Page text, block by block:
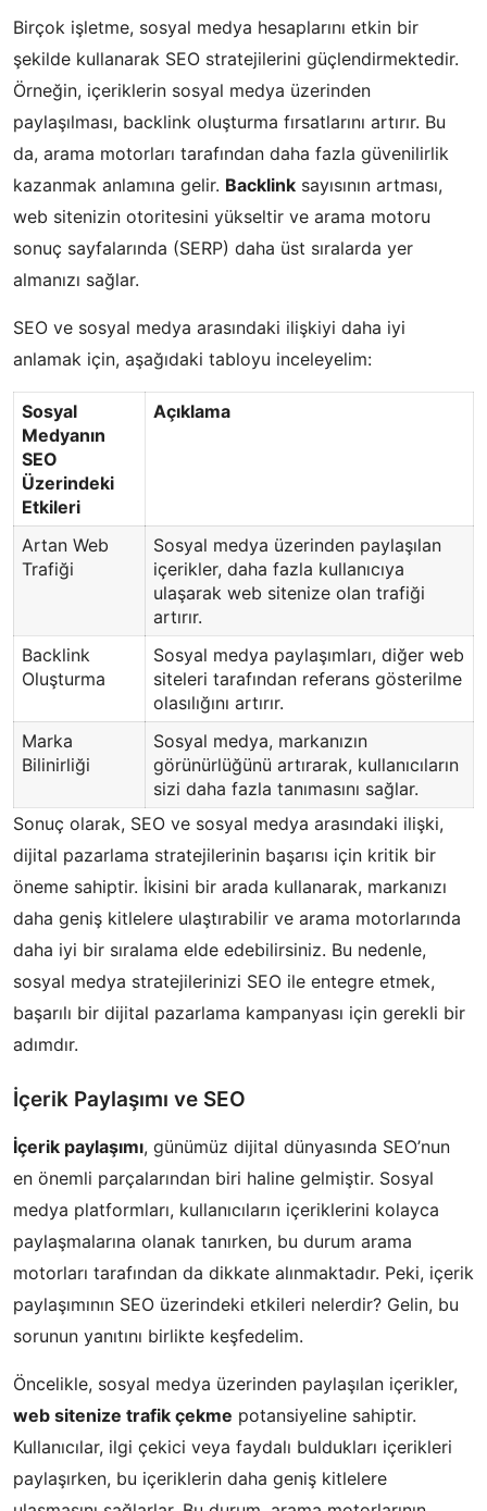
Birçok işletme, sosyal medya hesaplarını etkin bir
şekilde kullanarak SEO stratejilerini güçlendirmektedir.
Örneğin, içeriklerin sosyal medya üzerinden
paylaşılması, backlink oluşturma fırsatlarını artırır. Bu
da, arama motorları tarafından daha fazla güvenilirlik
kazanmak anlamına gelir. Backlink sayısının artması,
web sitenizin otoritesini yükseltir ve arama motoru
sonuç sayfalarında (SERP) daha üst sıralarda yer
almanızı sağlar.
SEO ve sosyal medya arasındaki ilişkiyi daha iyi
anlamak için, aşağıdaki tabloyu inceleyelim:
Sosyal
Medyanın
SEO
Üzerindeki
Etkileri
Açıklama
Artan Web
Trafiği
Sosyal medya üzerinden paylaşılan
içerikler, daha fazla kullanıcıya
ulaşarak web sitenize olan trafiği
artırır.
Backlink
Oluşturma
Sosyal medya paylaşımları, diğer web
siteleri tarafından referans gösterilme
olasılığını artırır.
Marka
Bilinirliği
Sosyal medya, markanızın
görünürlüğünü artırarak, kullanıcıların
sizi daha fazla tanımasını sağlar.
Sonuç olarak, SEO ve sosyal medya arasındaki ilişki,
dijital pazarlama stratejilerinin başarısı için kritik bir
öneme sahiptir. İkisini bir arada kullanarak, markanızı
daha geniş kitlelere ulaştırabilir ve arama motorlarında
daha iyi bir sıralama elde edebilirsiniz. Bu nedenle,
sosyal medya stratejilerinizi SEO ile entegre etmek,
başarılı bir dijital pazarlama kampanyası için gerekli bir
adımdır.
İçerik Paylaşımı ve SEO
İçerik paylaşımı, günümüz dijital dünyasında SEO’nun
en önemli parçalarından biri haline gelmiştir. Sosyal
medya platformları, kullanıcıların içeriklerini kolayca
paylaşmalarına olanak tanırken, bu durum arama
motorları tarafından da dikkate alınmaktadır. Peki, içerik
paylaşımının SEO üzerindeki etkileri nelerdir? Gelin, bu
sorunun yanıtını birlikte keşfedelim.
Öncelikle, sosyal medya üzerinden paylaşılan içerikler,
web sitenize trafik çekme potansiyeline sahiptir.
Kullanıcılar, ilgi çekici veya faydalı buldukları içerikleri
paylaşırken, bu içeriklerin daha geniş kitlelere